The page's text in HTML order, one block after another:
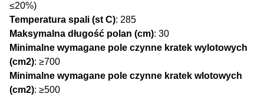
≤20%)
Temperatura spali (st C): 285
Maksymalna długość polan (cm): 30
Minimalne wymagane pole czynne kratek wylotowych
(cm2): ≥700
Minimalne wymagane pole czynne kratek wlotowych
(cm2): ≥500